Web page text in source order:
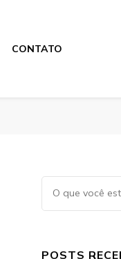
CONTATO
Procurando
algo?
POSTS